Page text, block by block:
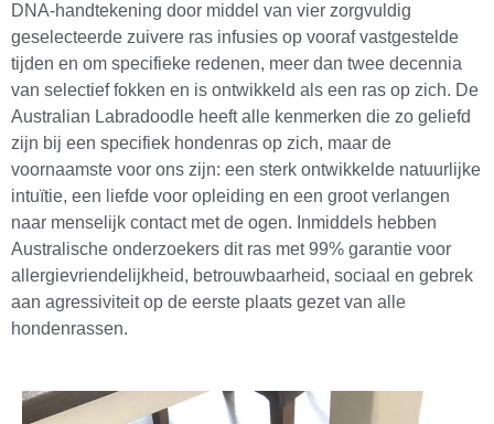
DNA-handtekening door middel van vier zorgvuldig
geselecteerde zuivere ras infusies op vooraf vastgestelde
tijden en om specifieke redenen, meer dan twee decennia
van selectief fokken en is ontwikkeld als een ras op zich. De
Australian Labradoodle heeft alle kenmerken die zo geliefd
zijn bij een specifiek hondenras op zich, maar de
voornaamste voor ons zijn: een sterk ontwikkelde natuurlijke
intuïtie, een liefde voor opleiding en een groot verlangen
naar menselijk contact met de ogen. Inmiddels hebben
Australische onderzoekers dit ras met 99% garantie voor
allergievriendelijkheid, betrouwbaarheid, sociaal en gebrek
aan agressiviteit op de eerste plaats gezet van alle
hondenrassen.